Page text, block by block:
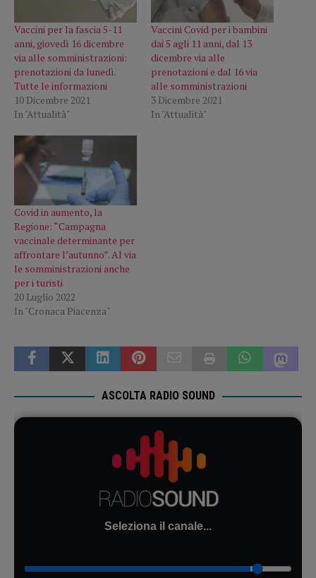
Vaccini per la fascia 5-11
anni, giovedì 16 dicembre
via alle somministrazioni:
prenotazioni da lunedì.
Tutte le informazioni
10 Dicembre 2021
In "Attualità"
Vaccini Covid per i bambini
dai 5 agli 11 anni, dal 13
dicembre via alle
prenotazioni e dal 16 via
alle somministrazioni
3 Dicembre 2021
In "Attualità"
Covid in aumento, la
Regione: “Campagna
vaccinale determinante per
affrontare l’autunno”. Al via
le somministrazioni anche
per i turisti
20 Luglio 2022
In "Cronaca Piacenza"
ASCOLTA RADIO SOUND
Seleziona il canale...